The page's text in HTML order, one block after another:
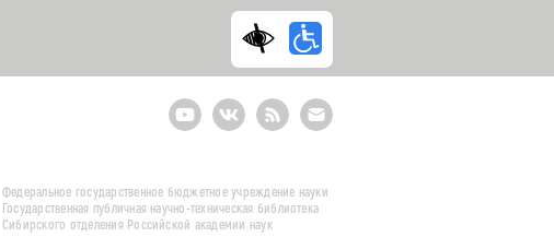
YoutubeВКонтактеRSS
E-
mail
подписка
Федеральное государственное бюджетное учреждение науки
Государственная публичная научно-техническая библиотека
Сибирского отделения Российской академии наук